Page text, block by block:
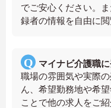
でご安心ください。
録者の情報を自由に
マイナビ介護職
職場の雰囲気や実際
ん、希望勤務地や希
ことで他の求人をご